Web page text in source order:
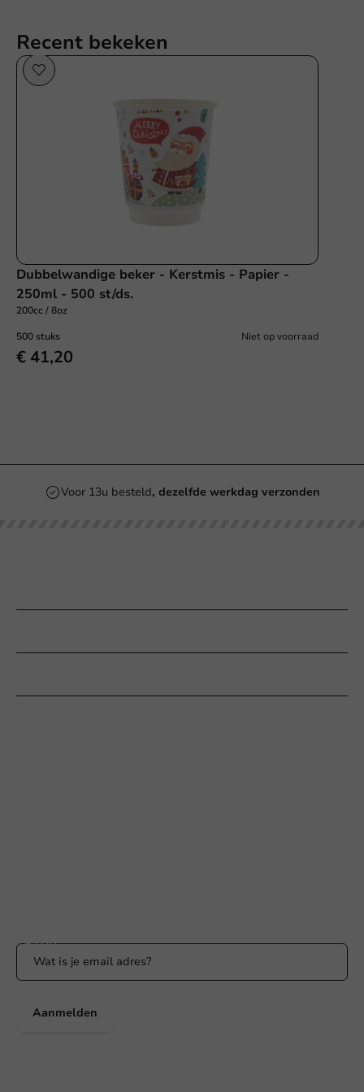
Recent bekeken
Dubbelwandige beker - Kerstmis - Papier -
250ml - 500 st/ds.
200cc / 8oz
500 stuks
€ 41,20
Niet op voorraad
Voor 13u besteld, dezelfde werkdag verzonden
Aanmelden